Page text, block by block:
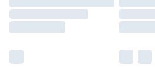
matrassen, toppers en
ongebruikt zijn en in de
wettelijke rechten.